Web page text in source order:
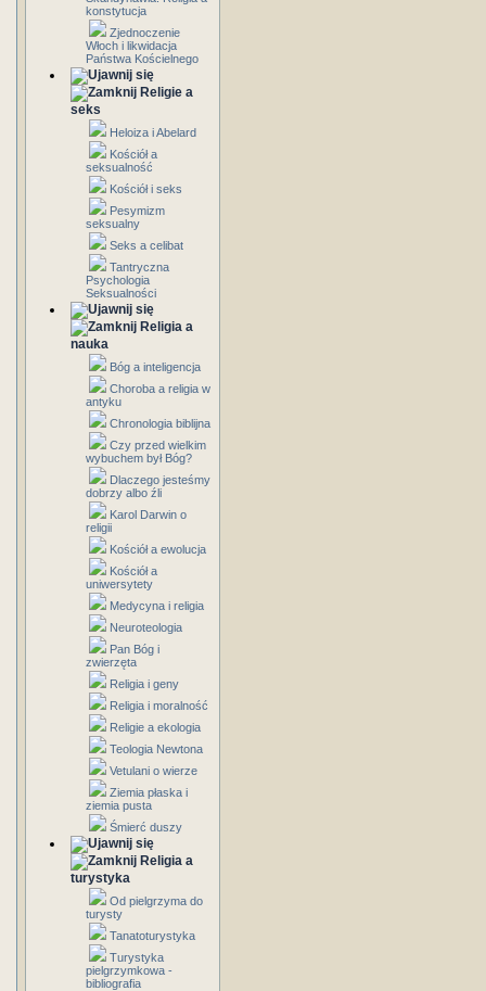
konstytucja
Zjednoczenie
Włoch i likwidacja
Państwa Kościelnego
Religie a
seks
Heloiza i Abelard
Kościół a
seksualność
Kościół i seks
Pesymizm
seksualny
Seks a celibat
Tantryczna
Psychologia
Seksualności
Religia a
nauka
Bóg a inteligencja
Choroba a religia w
antyku
Chronologia biblijna
Czy przed wielkim
wybuchem był Bóg?
Dlaczego jesteśmy
dobrzy albo źli
Karol Darwin o
religii
Kościół a ewolucja
Kościół a
uniwersytety
Medycyna i religia
Neuroteologia
Pan Bóg i
zwierzęta
Religia i geny
Religia i moralność
Religie a ekologia
Teologia Newtona
Vetulani o wierze
Ziemia płaska i
ziemia pusta
Śmierć duszy
Religia a
turystyka
Od pielgrzyma do
turysty
Tanatoturystyka
Turystyka
pielgrzymkowa -
bibliografia